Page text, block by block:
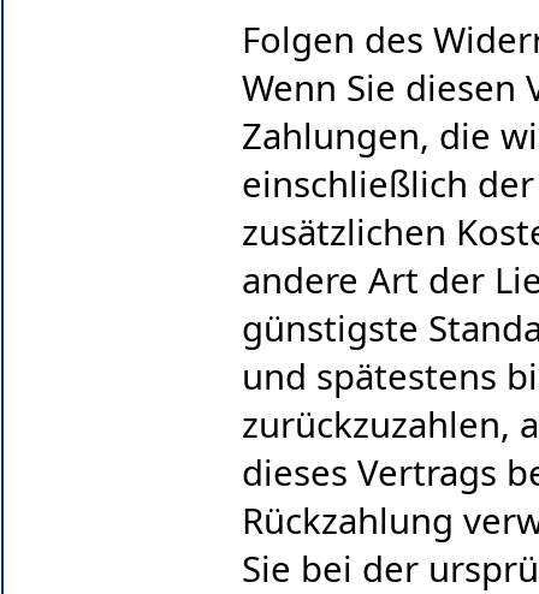
Folgen des
Wenn Sie
Zahlungen, die
einschließlich
zusätzlichen
andere Art der
günstigste
und spätestens
zurückzuzahlen,
dieses Vertrags
Rückzahlung
Sie bei der